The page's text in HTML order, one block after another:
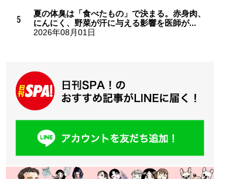
夏の体臭は「食べたもの」で決まる。赤身肉、
にんにく、野菜が汗に与える影響を医師が...
2026年08月01日